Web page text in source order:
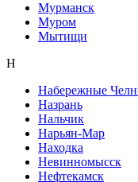
Мурманск
Муром
Мытищи
Н
Набережные
Назрань
Нальчик
Нарьян-Мар
Находка
Невинномысск
Нефтекамск